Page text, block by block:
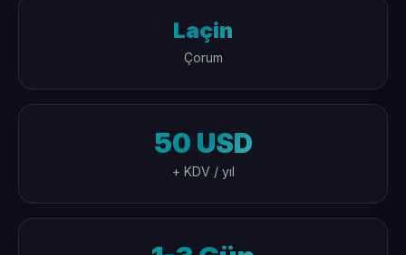
Laçin
Çorum
50 USD
+ KDV / yıl